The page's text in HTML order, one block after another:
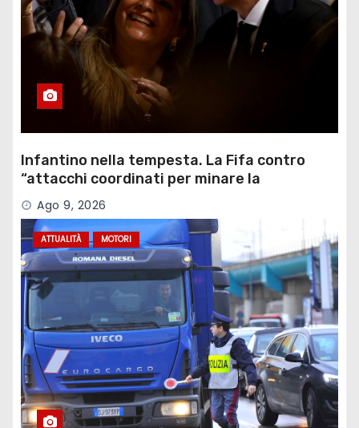
Infantino nella tempesta. La Fifa contro
“attacchi coordinati per minare la
governance”
Ago 9, 2026
ATTUALITÀ MOTORI